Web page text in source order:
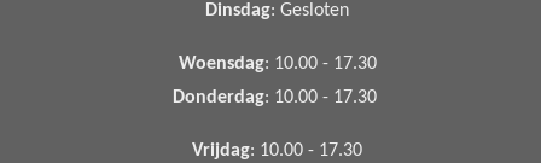
Dinsdag: Gesloten
Woensdag: 10.00 - 17.30
Donderdag: 10.00 - 17.30
Vrijdag: 10.00 - 17.30